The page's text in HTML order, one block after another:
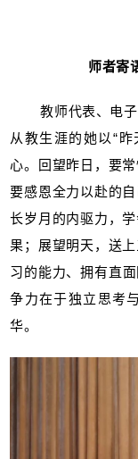
师者寄
教师代表、电
从教生涯的她以“
心。回望昨日，要
要感恩全力以赴的
长岁月的内驱力，
果；展望明天，送
习的能力、拥有直
争力在于独立思考
华。